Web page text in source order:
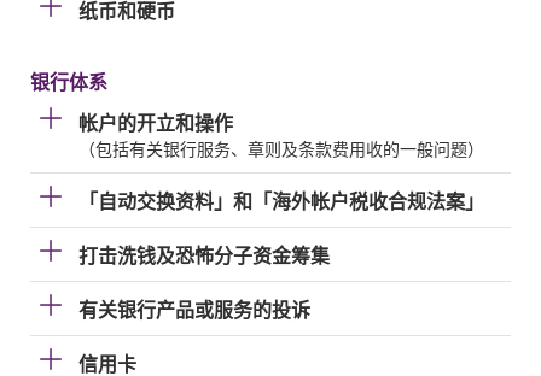
纸币和硬币
银行体系
帐户的开立和操作
（包括有关银行服务、章则及条款费用收的一般问题）
「自动交换资料」和「海外帐户税收合规法案」
打击洗钱及恐怖分子资金筹集
有关银行产品或服务的投诉
信用卡